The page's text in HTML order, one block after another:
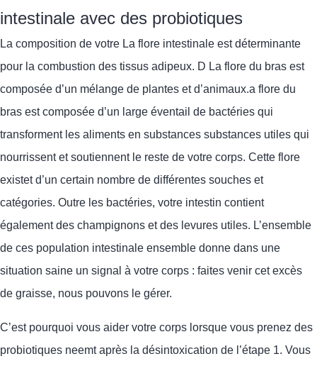
intestinale avec des probiotiques
La composition de votre La flore intestinale est déterminante
pour la combustion des tissus adipeux. D La flore du bras est
composée d’un mélange de plantes et d’animaux.a flore du
bras est composée d’un large éventail de bactéries qui
transforment les aliments en substances substances utiles qui
nourrissent et soutiennent le reste de votre corps. Cette flore
existetd’un certain nombre de différentes souches et
catégories. Outre les bactéries, votre intestin contient
également des champignons et des levures utiles. L’ensemble
de ces population intestinale ensemble donne dans une
situation saine un signal à votre corps : faites venir cet excès
de graisse, nous pouvons le gérer.
C’est pourquoi vous aider votre corps lorsque vous prenez des
probiotiques neemtaprès la désintoxication de l’étape 1. Vous